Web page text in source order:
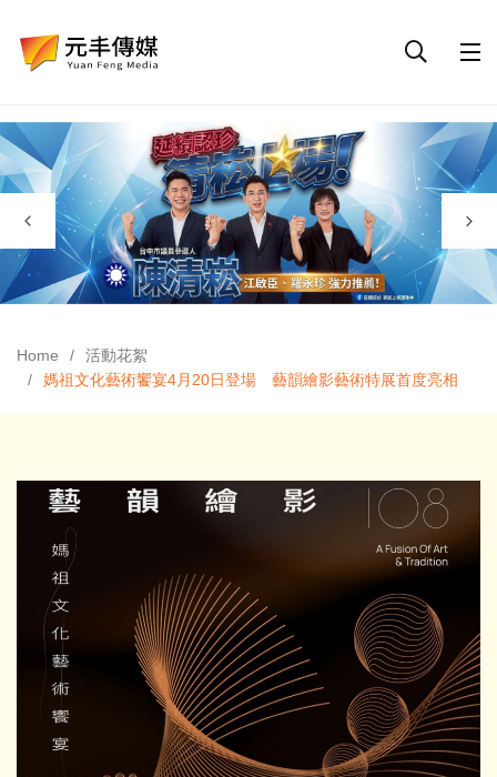
Home
活動花絮
媽祖文化藝術饗宴4月20日登場 藝韻繪影藝術特展首度亮相